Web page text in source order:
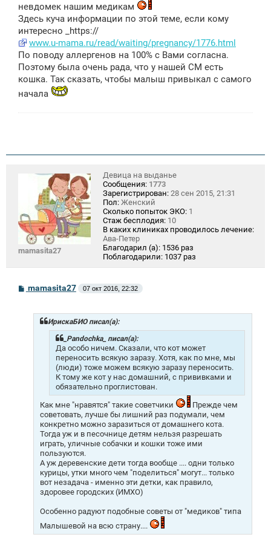
невдомек нашим медикам
Здесь куча информации по этой теме, если кому
интересно _https://
www.u-mama.ru/read/waiting/pregnancy/1776.html
По поводу аллергенов на 100% с Вами согласна.
Поэтому была очень рада, что у нашей СМ есть
кошка. Так сказать, чтобы малыш привыкал с самого
начала
mamasita27
Девица на выданье
Сообщения: 1773
Зарегистрирован: 28 сен 2015, 21:31
Пол: Женский
Сколько попыток ЭКО: 1
Стаж бесплодия: 10
В каких клиниках проводилось лечение:
Ава-Петер
Благодарил (а): 1536 раз
Поблагодарили: 1037 раз
Сmamasita27 07 окт 2016, 22:32
ИрискаБИО писал(а):
_Pandochka_ писал(а):
Да особо ничем. Сказали, что кот может
переносить всякую заразу. Хотя, как по мне, мы
(люди) тоже можем всякую заразу переносить.
К тому же кот у нас домашний, с прививками и
обязательно проглистован.
Как мне "нравятся" такие советчики
Прежде чем
советовать, лучше бы лишний раз подумали, чем
конкретно можно заразиться от домашнего кота.
Тогда уж и в песочнице детям нельзя разрешать
играть, уличные собачки и кошки тоже ими
пользуются.
А уж деревенские дети тогда вообще .... одни только
курицы, утки много чем "поделиться" могут... только
вот незадача - именно эти детки, как правило,
здоровее городских (ИМХО)
Особенно радуют подобные советы от "медиков" типа
Малышевой на всю страну....